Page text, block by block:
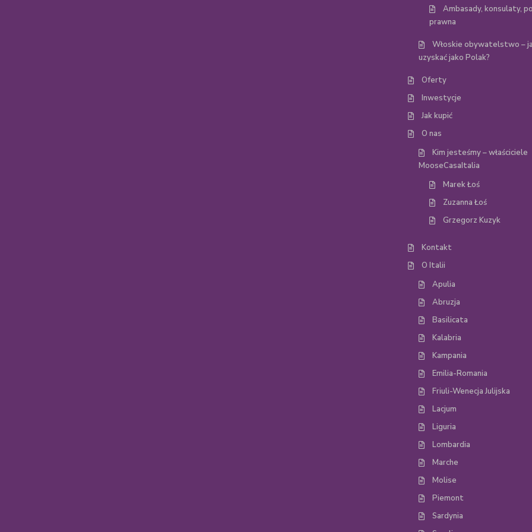
Ambasady, konsulaty,
prawna
Włoskie obywatelstwo –
uzyskać jako Polak?
Oferty
Inwestycje
Jak kupić
O nas
Kim jesteśmy – właściciele
MooseCasaItalia
Marek Łoś
Zuzanna Łoś
Grzegorz Kuzyk
Kontakt
O Italii
Apulia
Abruzja
Basilicata
Kalabria
Kampania
Emilia-Romania
Friuli-Wenecja Julijska
Lacjum
Liguria
Lombardia
Marche
Molise
Piemont
Sardynia